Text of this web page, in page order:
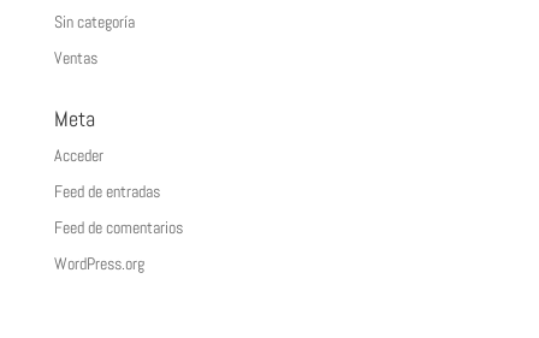
Sin categoría
Ventas
Meta
Acceder
Feed de entradas
Feed de comentarios
WordPress.org